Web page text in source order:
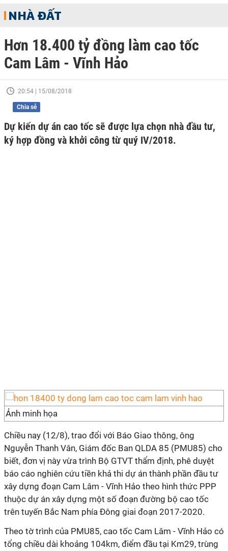
NHÀ ĐẤT
Hơn 18.400 tỷ đồng làm cao tốc
Cam Lâm - Vĩnh Hảo
20:54 | 15/08/2018
Chia sẻ
Dự kiến dự án cao tốc sẽ được lựa chọn nhà đầu tư,
ký hợp đồng và khởi công từ quý IV/2018.
Ảnh minh họa
Chiều nay (12/8), trao đổi với Báo Giao thông, ông
Nguyễn Thanh Vân, Giám đốc Ban QLDA 85 (PMU85) cho
biết, đơn vị này vừa trình Bộ GTVT thẩm định, phê duyệt
báo cáo nghiên cứu tiền khả thi dự án thành phần đầu tư
xây dựng đoạn Cam Lâm - Vĩnh Hảo theo hình thức PPP
thuộc dự án xây dựng một số đoạn đường bộ cao tốc
trên tuyến Bắc Nam phía Đông giai đoạn 2017-2020.
Theo tờ trình của PMU85, cao tốc Cam Lâm - Vĩnh Hảo có
tổng chiều dài khoảng 104km, điểm đầu tại Km29, trùng